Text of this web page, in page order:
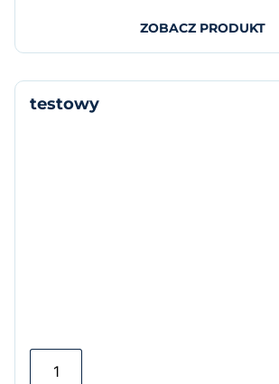
ZOBACZ PRODUKT
testowy